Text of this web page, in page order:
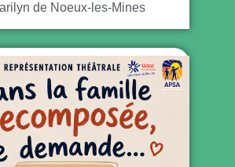
de Noeux-les-Mines